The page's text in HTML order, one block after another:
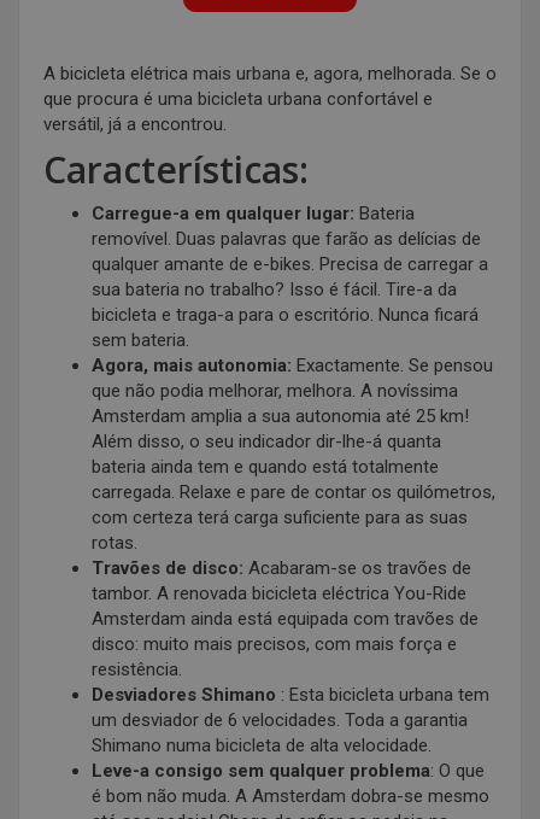
A bicicleta elétrica mais urbana e, agora, melhorada. Se o
que procura é uma bicicleta urbana confortável e
versátil, já a encontrou.
Características:
Carregue-a em qualquer lugar: Bateria
removível. Duas palavras que farão as delícias de
qualquer amante de e-bikes. Precisa de carregar a
sua bateria no trabalho? Isso é fácil. Tire-a da
bicicleta e traga-a para o escritório. Nunca ficará
sem bateria.
Agora, mais autonomia: Exactamente. Se pensou
que não podia melhorar, melhora. A novíssima
Amsterdam amplia a sua autonomia até 25 km!
Além disso, o seu indicador dir-lhe-á quanta
bateria ainda tem e quando está totalmente
carregada. Relaxe e pare de contar os quilómetros,
com certeza terá carga suficiente para as suas
rotas.
Travões de disco: Acabaram-se os travões de
tambor. A renovada bicicleta eléctrica You-Ride
Amsterdam ainda está equipada com travões de
disco: muito mais precisos, com mais força e
resistência.
Desviadores Shimano : Esta bicicleta urbana tem
um desviador de 6 velocidades. Toda a garantia
Shimano numa bicicleta de alta velocidade.
Leve-a consigo sem qualquer problema: O que
é bom não muda. A Amsterdam dobra-se mesmo